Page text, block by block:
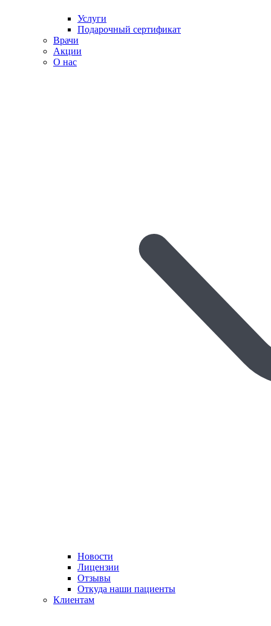
Услуги
Подарочный сертификат
Врачи
Акции
О нас
Новости
Лицензии
Отзывы
Откуда наши пациенты
Клиентам